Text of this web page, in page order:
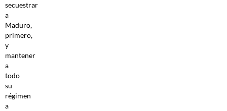
secuestrar
a
Maduro,
primero,
y
mantener
a
todo
su
régimen
a